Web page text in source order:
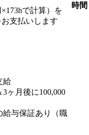
で計算）を
支払いします
給
ヶ月後に100,000
給与保証あり（職
時間